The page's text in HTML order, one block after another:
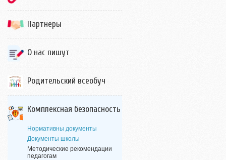
Партнеры
О нас пишут
Родительский всеобуч
Комплексная безопасность
Нормативны документы
Документы школы
Методические рекомендации
педагогам